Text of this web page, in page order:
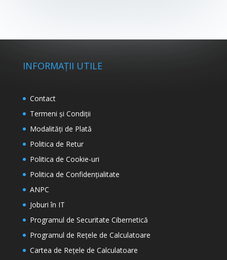
INFORMAȚII UTILE
Contact
Termeni și Condiții
Modalități de Plată
Politica de Retur
Politica de Cookie-uri
Politica de Confidențialitate
ANPC
Joburi în IT
Programul de Securitate Cibernetică
Programul de Rețele de Calculatoare
Cartea de Rețele de Calculatoare